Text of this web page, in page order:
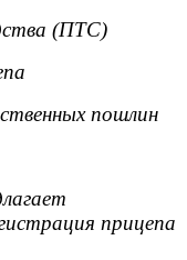
(ПТС)
пошлин
прицепа